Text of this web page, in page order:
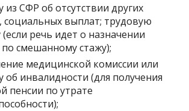
из СФР об отсутствии других
социальных выплат; трудовую
речь идет о назначении
по смешанному стажу);
медицинской комиссии или
об инвалидности (для получения
пенсии по утрате